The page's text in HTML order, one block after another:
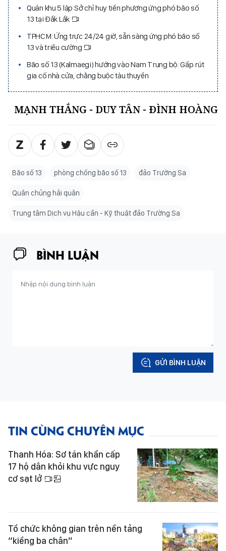
Quân khu 5 lập Sở chỉ huy tiền phương ứng phó bão số
13 tại Đắk Lắk
TPHCM: Ứng trực 24/24 giờ, sẵn sàng ứng phó bão số
13 và triều cường
Bão số 13 (Kalmaegi) hướng vào Nam Trung bộ: Gấp rút
gia cố nhà cửa, chằng buộc tàu thuyền
MẠNH THẮNG - DUY TÂN - ĐÌNH HOÀNG
Bão số 13 phòng chống bão số 13 đảo Trường Sa
Quân chủng hải quân
Trung tâm Dịch vụ Hậu cần - Kỹ thuật đảo Trường Sa
BÌNH LUẬN
GỬI BÌNH LUẬN
TIN CÙNG CHUYÊN MỤC
Thanh Hóa: Sơ tán khẩn cấp
17 hộ dân khỏi khu vực nguy
cơ sạt lở
Tổ chức không gian trên nền tảng
“kiềng ba chân”